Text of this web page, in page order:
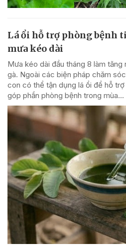
Lá ổi hỗ trợ phòng bệnh
mưa kéo dài
Mưa kéo dài đầu tháng 8 làm
gà. Ngoài các biện pháp chăm
con có thể tận dụng lá ổi để hỗ
góp phần phòng bệnh trong mùa...